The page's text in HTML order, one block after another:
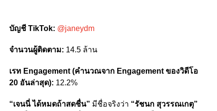
บัญชี TikTok: @janeydm
จำนวนผู้ติดตาม: 14.5 ล้าน
เรท Engagement (คำนวณจาก Engagement ของวิดีโอ
20 อันล่าสุด): 12.2%
“เจนนี่ ได้หมดถ้าสดชื่น” มีชื่อจริงว่า “รัชนก สุวรรณเกตุ”